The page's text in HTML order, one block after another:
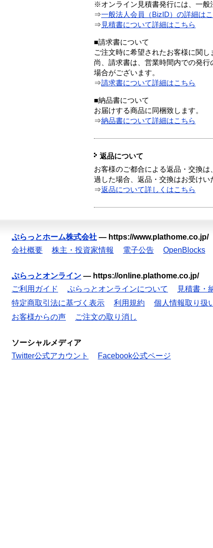
※オンライン見積書発行には、一般
⇒一般法人会員（BizID）の詳細は
⇒ 見積書について詳細はこちら
■請求書について
ご注文時に希望されたお客様に関し
尚、請求書は、営業時間内での発
場合がございます。
⇒請求書について詳細はこちら
■納品書について
お届けする商品に同梱致します。
⇒納品書について詳細はこちら
返品について
お客様のご都合による返品・交換
過した場合、返品・交換はお受けい
⇒返品について詳しくはこちら
ぷらっとホーム株式会社 — https://www.plathome.co.jp/
会社概要
株主・投資家情報 電子公告 OpenBlocks
ぷらっとオンライン — https://online.plathome.co.jp/
ご利用ガイド
ぷらっとオンラインについて 見積書・
特定商取引法に基づく表示
利用規約 個人情報取り扱
お客様からの声
ご注文の取り消し
ソーシャルメディア
Twitter公式アカウント
Facebook公式ページ